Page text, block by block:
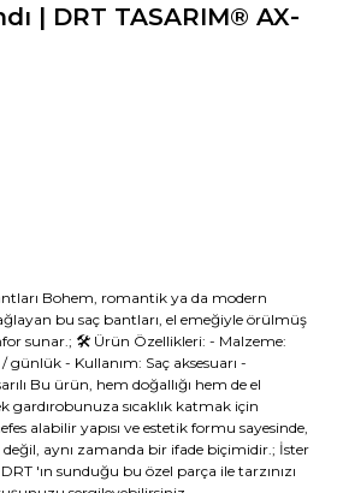
| DRT TASARIM® AX-
Bohem, romantik ya da modern
bu saç bantları, el emeğiyle örülmüş
sunar.; 🛠️ Ürün Özellikleri: - Malzeme:
- Kullanım: Saç aksesuarı -
Bu ürün, hem doğallığı hem de el
gardırobunuza sıcaklık katmak için
alabilir yapısı ve estetik formu sayesinde,
aynı zamanda bir ifade biçimidir.; İster
'ın sunduğu bu özel parça ile tarzınızı